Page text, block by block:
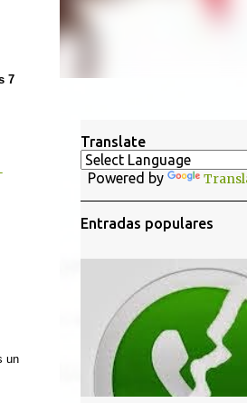
7
un
Translate
Powered by
Entradas populares